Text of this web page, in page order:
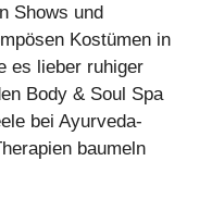
Shows und
Kostümen in
es lieber ruhiger
Body & Soul Spa
bei Ayurveda-
baumeln